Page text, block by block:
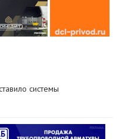
системы